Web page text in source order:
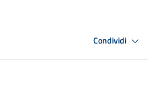
Condividi